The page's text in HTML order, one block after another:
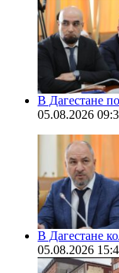
В Дагестане
05.08.2026
В Дагестане
05.08.2026